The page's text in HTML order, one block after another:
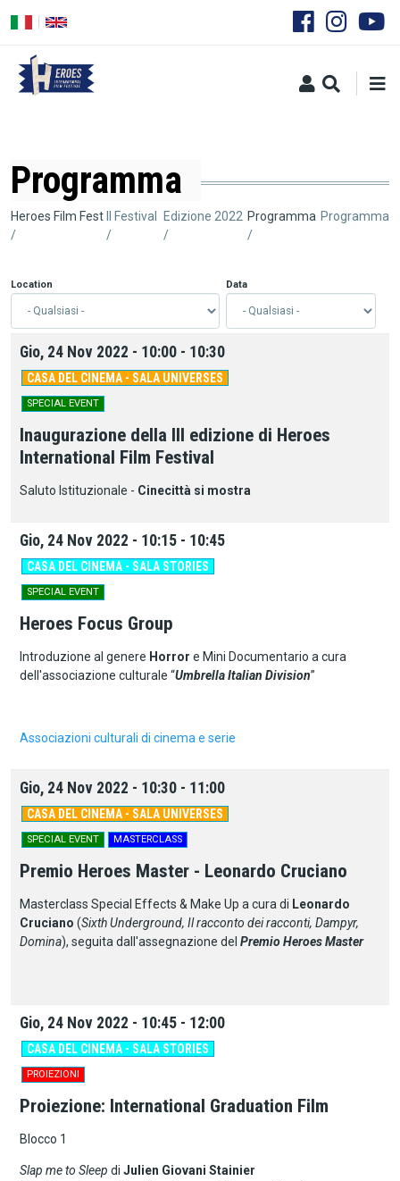
principale
Programma
Briciole
pane
Heroes Film Fest Il Festival Edizione 2022 Programma Programma
Location Data
Gio, 24 Nov 2022 - 10:00 - 10:30
CASA DEL CINEMA - SALA UNIVERSES
SPECIAL EVENT
Inaugurazione della III edizione di Heroes
International Film Festival
Saluto Istituzionale - Cinecittà si mostra
Gio, 24 Nov 2022 - 10:15 - 10:45
CASA DEL CINEMA - SALA STORIES
SPECIAL EVENT
Heroes Focus Group
Introduzione al genere Horrore Mini Documentario a cura
dell'associazione culturale “Umbrella Italian Division”
Associazioni culturali di cinema e serie
Gio, 24 Nov 2022 - 10:30 - 11:00
CASA DEL CINEMA - SALA UNIVERSES
SPECIAL EVENT MASTERCLASS
Premio Heroes Master - Leonardo Cruciano
Masterclass Special Effects & Make Up a cura di Leonardo
Cruciano (Sixth Underground, Il racconto dei racconti, Dampyr,
Domina), seguita dall'assegnazione del PremioHeroes Master
Gio, 24 Nov 2022 - 10:45 - 12:00
CASA DEL CINEMA - SALA STORIES
PROIEZIONI
Proiezione: International Graduation Film
Blocco 1
Slap me to Sleep diJulien Giovani Stainier